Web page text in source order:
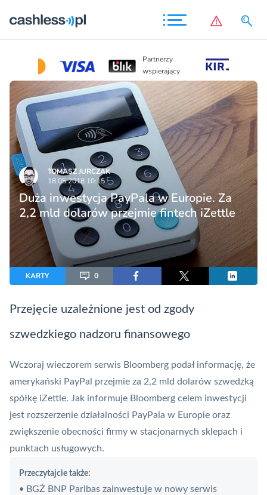
Partnerzy
wspierający
TOMASZ JURCZAK
18.05.2018 10:15
Duża inwestycja PayPala w Europie. Za
2,2 mld dolarów przejmie fintech iZettle
KARTY 0
Przejęcie uzależnione jest od zgody
szwedzkiego nadzoru finansowego
Wczoraj wieczorem serwis Bloomberg podał informację, że
amerykański PayPal
przejmie za 2,2 mld dolarów szwedzką
spółkę iZettle. Jak informuje Bloomberg celem inwestycji
jest rozszerzenie działalności PayPala w Europie oraz
zwiększenie obecności firmy w stacjonarnych sklepach i
punktach usługowych.
Przeczytajcie także:
• BGŻ BNP Paribas zainwestuje w nowy serwis